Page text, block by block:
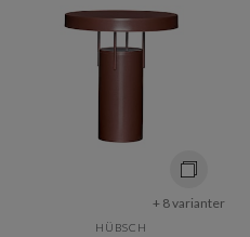
+ 8 varianter
HÜBSCH